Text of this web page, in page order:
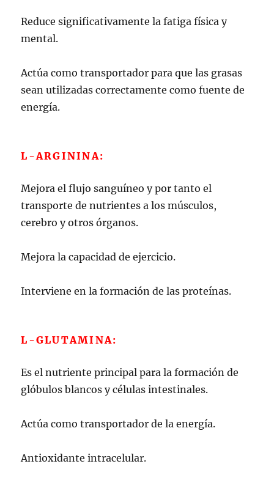
Reduce significativamente la fatiga física y
mental.
Actúa como transportador para que las grasas
sean utilizadas correctamente como fuente de
energía.
L-ARGININA:
Mejora el flujo sanguíneo y por tanto el
transporte de nutrientes a los músculos,
cerebro y otros órganos.
Mejora la capacidad de ejercicio.
Interviene en la formación de las proteínas.
L-GLUTAMINA:
Es el nutriente principal para la formación de
glóbulos blancos y células intestinales.
Actúa como transportador de la energía.
Antioxidante intracelular.